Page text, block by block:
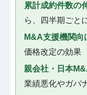
累計成約件数の
ら、四半期ごと
M&A支援機関
価格改定の効果
親会社・日本
業績悪化やガバ